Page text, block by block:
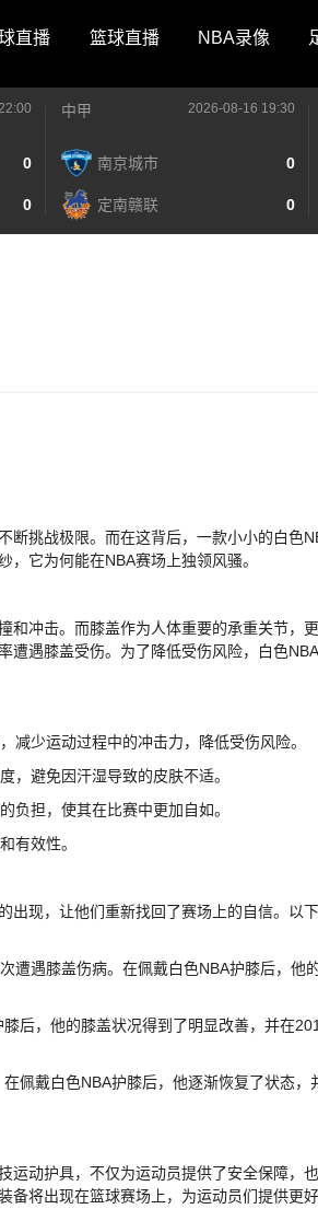
直播 篮球直播 NBA录像
0
0
中甲 2026-08-16 19:30
南京城市 0
定南赣联 0
挑战极限。而在这背后，一款小小的白色
它为何能在NBA赛场上独领风骚。
和冲击。而膝盖作为人体重要的承重关节，
遭遇膝盖受伤。为了降低受伤风险，白色
减少运动过程中的冲击力，降低受伤风险。
，避免因汗湿导致的皮肤不适。
负担，使其在比赛中更加自如。
有效性。
出现，让他们重新找回了赛场上的自信。以
遭遇膝盖伤病。在佩戴白色NBA护膝后，他
后，他的膝盖状况得到了明显改善，并在
佩戴白色NBA护膝后，他逐渐恢复了状态，
运动护具，不仅为运动员提供了安全保障，
将出现在篮球赛场上，为运动员们提供更好